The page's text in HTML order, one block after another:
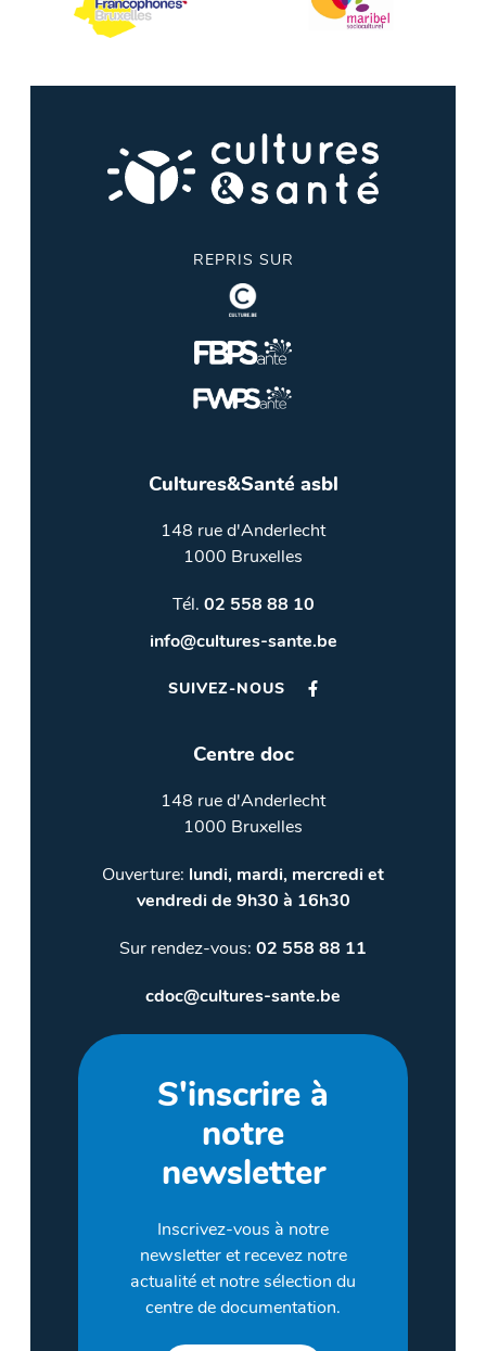
REPRIS SUR
Cultures&Santé asbl
148 rue d'Anderlecht
1000 Bruxelles
Tél. 02 558 88 10
info@cultures-sante.be
SUIVEZ-NOUS
Centre doc
148 rue d'Anderlecht
1000 Bruxelles
Ouverture: lundi, mardi, mercredi et
vendredi de 9h30 à 16h30
Sur rendez-vous: 02 558 88 11
cdoc@cultures-sante.be
S'inscrire à
notre
newsletter
Inscrivez-vous à notre
newsletter et recevez notre
actualité et notre sélection du
centre de documentation.